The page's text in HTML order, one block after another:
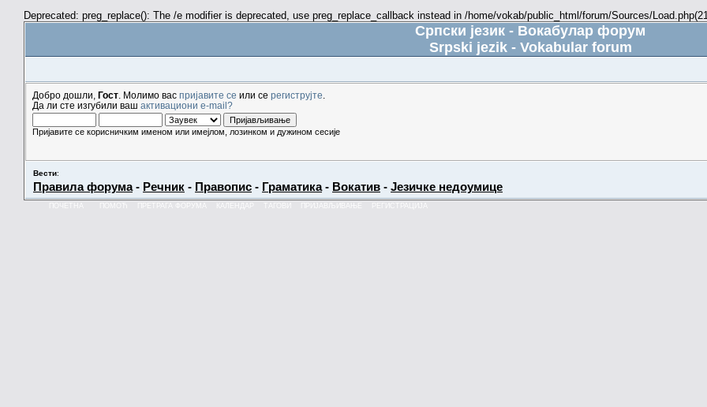
Deprecated: preg_replace(): The /e modifier is deprecated, use preg_replace_callback instead in /home/vokab/public_html/forum/Sources/
Српски језик - Вокабулар форум
Srpski jezik - Vokabular forum
Добро дошли, Гост . Молимо вас пријавите се или се региструјте
Да ли сте изгубили ваш активациони e-mail?
Пријавите се корисничким именом или имејлом, лозинком и дужином сесије
Вести:
Правила форума- Речник - Правопис - Граматика- Вокатив - Језичке недоумице
КАЛЕНДАР